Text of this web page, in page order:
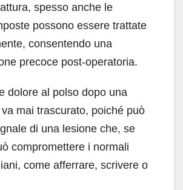
spesso anche le
possono essere trattate
consentendo una
precoce post-operatoria.
dolore al polso dopo una
mai trascurato, poiché può
di una lesione che, se
compromettere i normali
come afferrare, scrivere o